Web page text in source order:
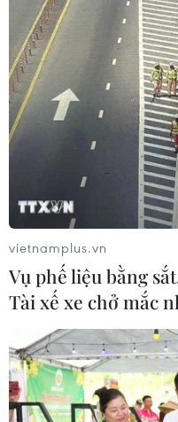
vietnamplus.vn
Vụ phế liệu bằng
Tài xế xe chở mắc